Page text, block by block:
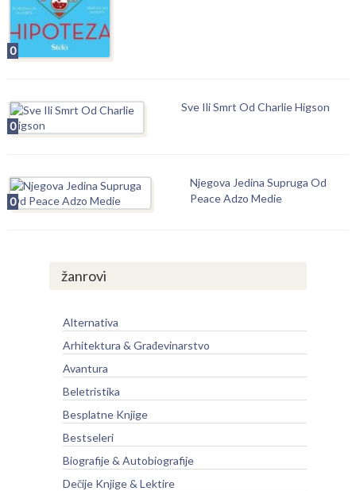
0
0
Sve Ili Smrt Od Charlie Higson
0
Njegova Jedina Supruga Od
Peace Adzo Medie
žanrovi
Alternativa
Arhitektura & Građevinarstvo
Avantura
Beletristika
Besplatne Knjige
Bestseleri
Biografije & Autobiografije
Dečije Knjige & Lektire